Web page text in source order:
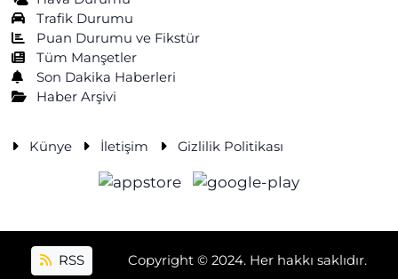
Trafik Durumu
Puan Durumu ve Fikstür
Tüm Manşetler
Son Dakika Haberleri
Haber Arşivi
Künye İletişim Gizlilik Politikası
RSS Copyright © 2024. Her hakkı saklıdır.